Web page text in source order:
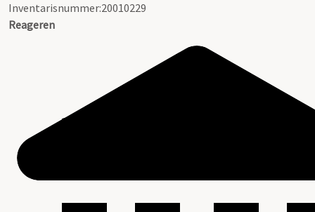
Inventarisnummer:20010229
Reageren